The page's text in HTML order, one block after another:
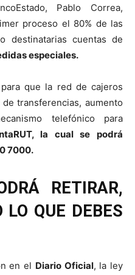
Pablo Correa,
proceso el 80% de las
destinatarias cuentas de
especiales.
que la red de cajeros
transferencias, aumento
telefónico para
la cual se podrá
7000.
RETIRAR,
LO QUE DEBES
en el Diario Oficial, la ley